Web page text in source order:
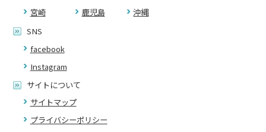
宮崎
鹿児島
沖縄
SNS
facebook
Instagram
サイトについて
サイトマップ
プライバシーポリシー